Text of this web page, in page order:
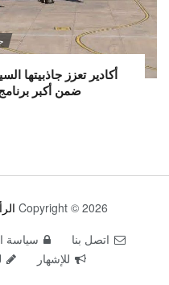
ضمن أكبر
Copyright © 2026
اتصل بنا
سياسة
للإشهار